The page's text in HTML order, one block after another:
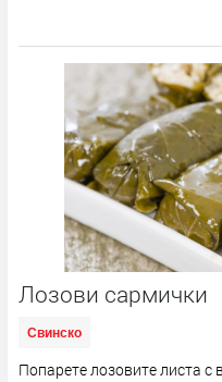
Лозови сармички
Свинско
Попарете лозовите листа с